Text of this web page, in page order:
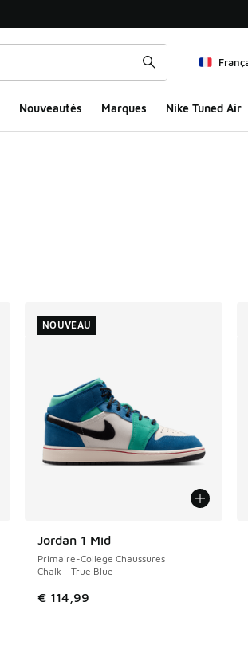
Nouveautés Marques Nike Tuned Air
Jordan 1 Mid
Primaire-College Chaussures
Chalk - True Blue
€ 114,99
NOUVEAU
NOUVEAU